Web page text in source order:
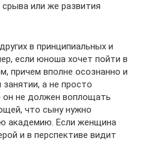
или же развития
в принципиальных и
если юноша хочет пойти в
причем вполне осознанно и
а не просто
он не должен воплощать
что сыну нужно
академию. Если женщина
и в перспективе видит